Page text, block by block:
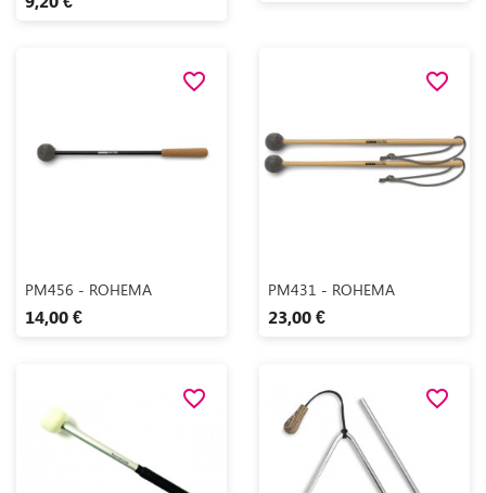
 Aperçu rapide
PM456 - ROHEMA
14,00 €
favorite_border
 Aperçu rapide
PM431 - ROHEMA
23,00 €
favorite_border
favorite_border favorite_border